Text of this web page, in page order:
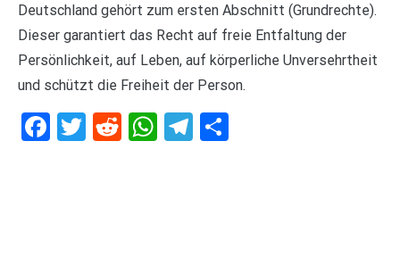
Deutschland gehört zum ersten Abschnitt (Grundrechte).
Dieser garantiert das Recht auf freie Entfaltung der
Persönlichkeit, auf Leben, auf körperliche Unversehrtheit
und schützt die Freiheit der Person.
Facebook
Twitter
RedditWhatsApp
Telegram